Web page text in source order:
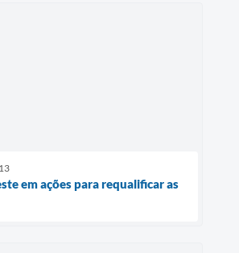
em ações para requalificar as